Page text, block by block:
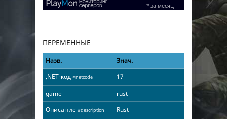
ПЕРЕМЕННЫЕ
Назв.
Знач.
.NET-код #netcode
17
game
rust
Описание #description
Rust